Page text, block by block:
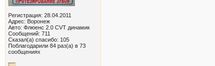
Регистрация: 28.04.2011
Адрес: Воронеж
Авто: Флюенс 2.0 CVT динамик
Сообщений: 711
Сказал(а) спасибо: 105
Поблагодарили 84 раз(а) в 73
сообщениях